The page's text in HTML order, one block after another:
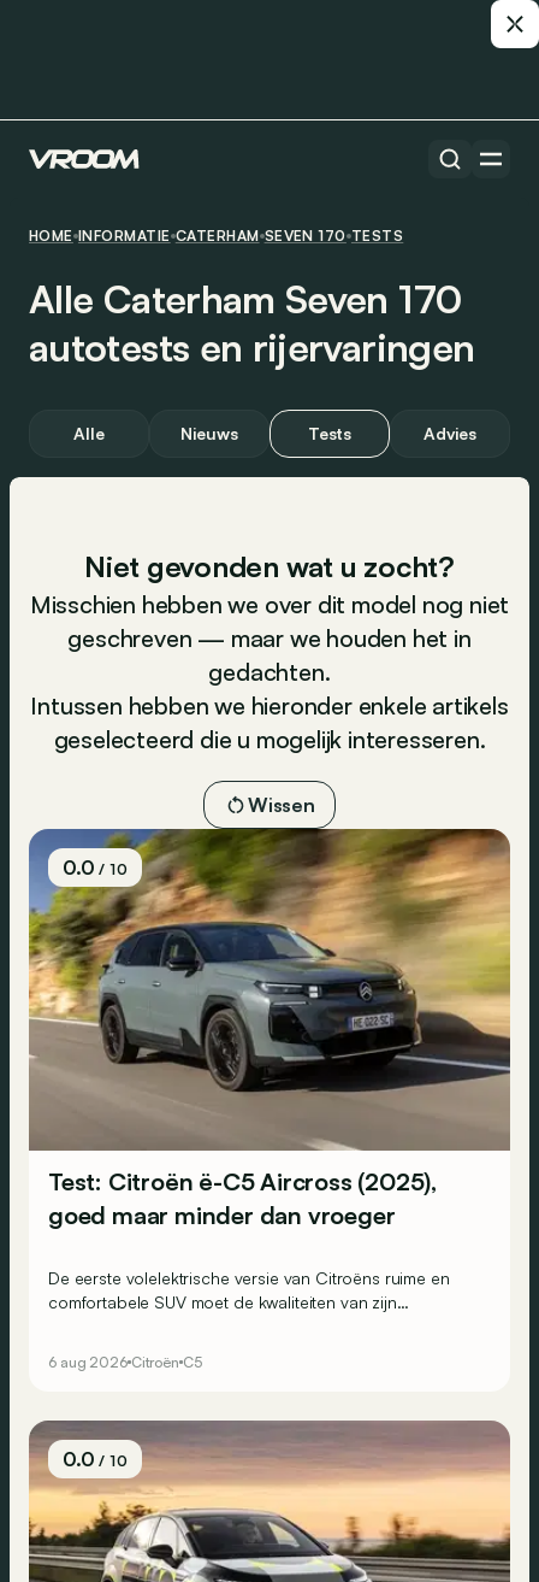
HOME INFORMATIE CATERHAM SEVEN 170 TESTS
Alle Caterham Seven 170
autotests en rijervaringen
Alle Nieuws Tests Advies
Niet gevonden wat u zocht?
Misschien hebben we over dit model nog niet
geschreven — maar we houden het in
gedachten.
Intussen hebben we hieronder enkele artikels
geselecteerd die u mogelijk interesseren.
Wissen
0.0/ 10
Test: Citroën ë-C5 Aircross (2025),
goed maar minder dan vroeger
De eerste volelektrische versie van Citroëns ruime en
comfortabele SUV moet de kwaliteiten van zijn
6 aug 2026 Citroën C5
0.0/ 10